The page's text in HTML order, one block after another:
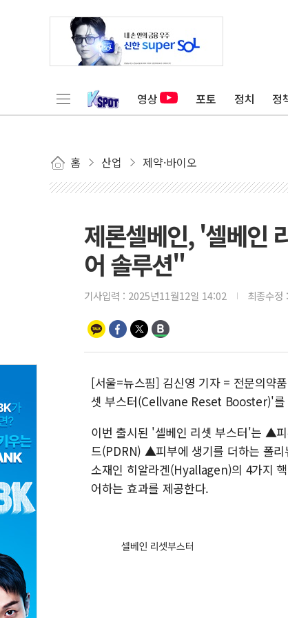
영상 포토 정치 정
홈 산업 제약·바이오
제론셀베인, '셀베인
어 솔루션"
기사입력 : 2025년11월12일 14:02 최종수정 :
[서울=뉴스핌] 김신영 기자 = 전문의약
셋 부스터(Cellvane Reset Booster)'를
이번 출시된 '셀베인 리셋 부스터'는 ▲
드(PDRN) ▲피부에 생기를 더하는 폴
소재인 히알라겐(Hyallagen)의 4가지
어하는 효과를 제공한다.